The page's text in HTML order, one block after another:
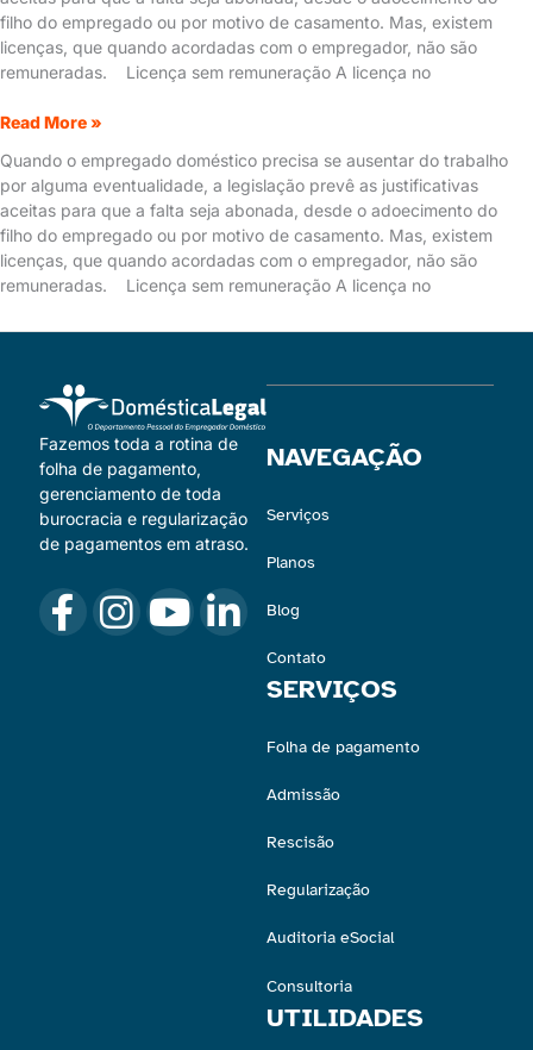
filho do empregado ou por motivo de casamento. Mas, existem
licenças, que quando acordadas com o empregador, não são
remuneradas. Licença sem remuneração A licença no
Read More »
Quando o empregado doméstico precisa se ausentar do trabalho
por alguma eventualidade, a legislação prevê as justificativas
aceitas para que a falta seja abonada, desde o adoecimento do
filho do empregado ou por motivo de casamento. Mas, existem
licenças, que quando acordadas com o empregador, não são
remuneradas. Licença sem remuneração A licença no
Fazemos toda a rotina de
folha de pagamento,
gerenciamento de toda
burocracia e regularização
de pagamentos em atraso.
NAVEGAÇÃO
Serviços
Planos
Blog
Contato
SERVIÇOS
Folha de pagamento
Admissão
Rescisão
Regularização
Auditoria eSocial
Consultoria
UTILIDADES